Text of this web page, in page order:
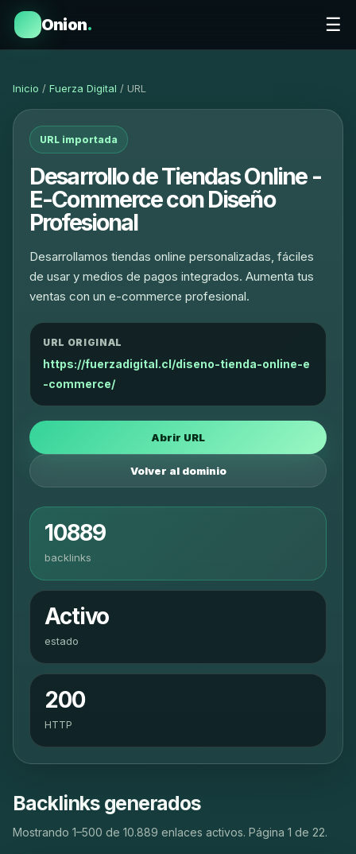
Onion. ☰
Inicio / Fuerza Digital / URL
URL importada
Desarrollo de Tiendas Online -
E-Commerce con Diseño
Profesional
Desarrollamos tiendas online personalizadas, fáciles
de usar y medios de pagos integrados. Aumenta tus
ventas con un e-commerce profesional.
URL ORIGINAL
https://fuerzadigital.cl/diseno-tienda-online-e
-commerce/
Abrir URL
Volver al dominio
10889
backlinks
Activo
estado
200
HTTP
Backlinks generados
Mostrando 1–500 de 10.889 enlaces activos. Página 1 de 22.